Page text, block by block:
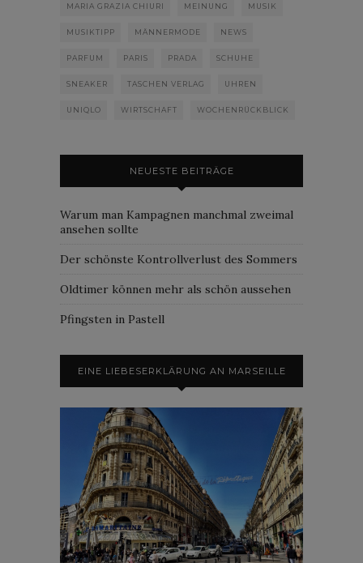
MARIA GRAZIA CHIURI MEINUNG MUSIK
MUSIKTIPP MÄNNERMODE NEWS
PARFUM PARIS PRADA SCHUHE
SNEAKER TASCHEN VERLAG UHREN
UNIQLO WIRTSCHAFT WOCHENRÜCKBLICK
NEUESTE BEITRÄGE
Warum man Kampagnen manchmal zweimal
ansehen sollte
Der schönste Kontrollverlust des Sommers
Oldtimer können mehr als schön aussehen
Pfingsten in Pastell
EINE LIEBESERKLÄRUNG AN MARSEILLE